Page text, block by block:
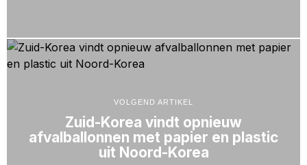
VOLGEND ARTIKEL
Zuid-Korea vindt opnieuw
afvalballonnen met papier en plastic
uit Noord-Korea